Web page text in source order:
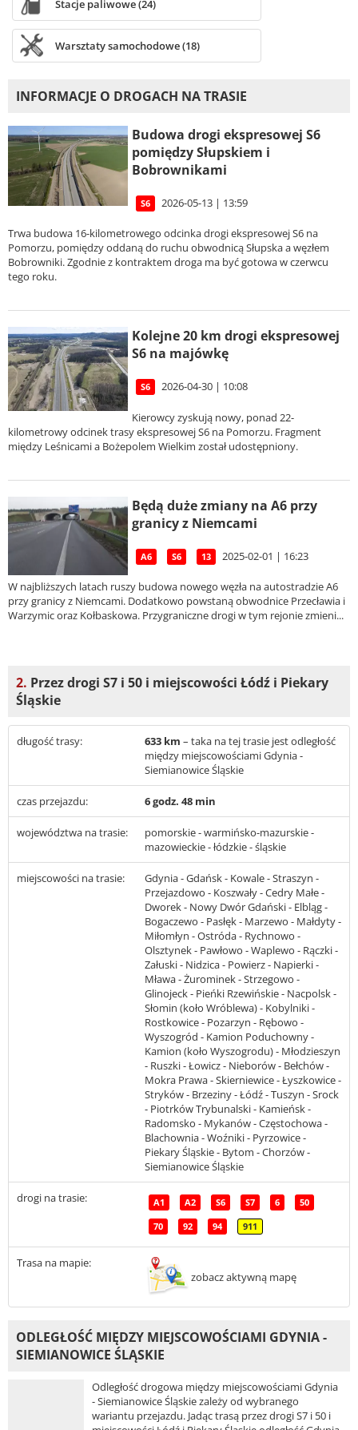
Stacje paliwowe (24)
Warsztaty samochodowe (18)
INFORMACJE O DROGACH NA TRASIE
Budowa drogi ekspresowej S6
pomiędzy Słupskiem i
Bobrownikami
S6 2026-05-13 | 13:59
Trwa budowa 16-kilometrowego odcinka drogi ekspresowej S6 na
Pomorzu, pomiędzy oddaną do ruchu obwodnicą Słupska a węzłem
Bobrowniki. Zgodnie z kontraktem droga ma być gotowa w czerwcu
tego roku.
Kolejne 20 km drogi ekspresowej
S6 na majówkę
S6 2026-04-30 | 10:08
Kierowcy zyskują nowy, ponad 22-
kilometrowy odcinek trasy ekspresowej S6 na Pomorzu. Fragment
między Leśnicami a Bożepolem Wielkim został udostępniony.
Będą duże zmiany na A6 przy
granicy z Niemcami
A6 S6 13 2025-02-01 | 16:23
W najbliższych latach ruszy budowa nowego węzła na autostradzie A6
przy granicy z Niemcami. Dodatkowo powstaną obwodnice Przecławia i
Warzymic oraz Kołbaskowa. Przygraniczne drogi w tym rejonie zmieni...
2. Przez drogi S7 i 50 i miejscowości Łódź i Piekary
Śląskie
długość trasy: 633 km – taka na tej trasie jest odległość
między miejscowościami Gdynia -
Siemianowice Śląskie
czas przejazdu: 6 godz. 48 min
województwa na trasie:
pomorskie - warmińsko-mazurskie -
mazowieckie - łódzkie - śląskie
miejscowości na trasie:
Gdynia - Gdańsk - Kowale - Straszyn -
Przejazdowo - Koszwały - Cedry Małe -
Dworek - Nowy Dwór Gdański - Elbląg -
Bogaczewo - Pasłęk - Marzewo - Małdyty -
Miłomłyn - Ostróda - Rychnowo -
Olsztynek - Pawłowo - Waplewo - Rączki -
Załuski - Nidzica - Powierz - Napierki -
Mława - Żurominek - Strzegowo -
Glinojeck - Pieńki Rzewińskie - Nacpolsk -
Słomin (koło Wróblewa) - Kobylniki -
Rostkowice - Pozarzyn - Rębowo -
Wyszogród - Kamion Poduchowny -
Kamion (koło Wyszogrodu) - Młodzieszyn
- Ruszki - Łowicz - Nieborów - Bełchów -
Mokra Prawa - Skierniewice - Łyszkowice -
Stryków - Brzeziny - Łódź - Tuszyn - Srock
- Piotrków Trybunalski - Kamieńsk -
Radomsko - Mykanów - Częstochowa -
Blachownia - Woźniki - Pyrzowice -
Piekary Śląskie - Bytom - Chorzów -
Siemianowice Śląskie
drogi na trasie: A1 A2 S6 S7 6 50
70 92 94 911
Trasa na mapie:
zobacz aktywną mapę
ODLEGŁOŚĆ MIĘDZY MIEJSCOWOŚCIAMI GDYNIA -
SIEMIANOWICE ŚLĄSKIE
Odległość drogowa między miejscowościami Gdynia
- Siemianowice Śląskie zależy od wybranego
wariantu przejazdu. Jadąc trasą przez drogi S7 i 50 i